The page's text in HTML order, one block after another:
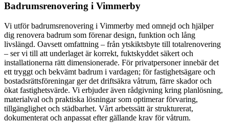
Badrumsrenovering i Vimmerby
Vi utför badrumsrenovering i Vimmerby med omnejd och hjälper
dig renovera badrum som förenar design, funktion och lång
livslängd. Oavsett omfattning – från ytskiktsbyte till totalrenovering
– ser vi till att underlaget är korrekt, fuktskyddet säkert och
installationerna rätt dimensionerade. För privatpersoner innebär det
ett tryggt och bekvämt badrum i vardagen; för fastighetsägare och
bostadsrättsföreningar ger det driftsäkra våtrum, färre skador och
ökat fastighetsvärde. Vi erbjuder även rådgivning kring planlösning,
materialval och praktiska lösningar som optimerar förvaring,
tillgänglighet och städbarhet. Vårt arbetssätt är strukturerat,
dokumenterat och anpassat efter gällande krav för våtrum.